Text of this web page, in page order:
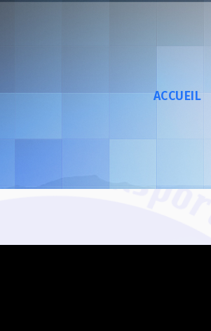
ACCUEIL